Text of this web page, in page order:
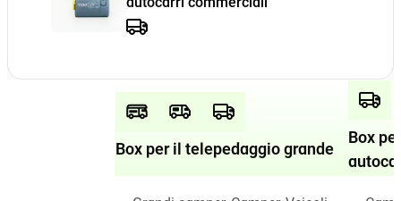
autocarri commerciali
Box per il telepedaggio grande
Box